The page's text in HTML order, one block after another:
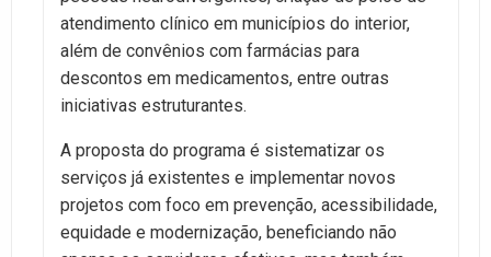
atendimento clínico em municípios do interior,
além de convênios com farmácias para
descontos em medicamentos, entre outras
iniciativas estruturantes.
A proposta do programa é sistematizar os
serviços já existentes e implementar novos
projetos com foco em prevenção, acessibilidade,
equidade e modernização, beneficiando não